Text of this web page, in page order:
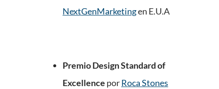
NextGenMarketingen E.U.A
Premio Design Standard of
Excellence porRoca Stones